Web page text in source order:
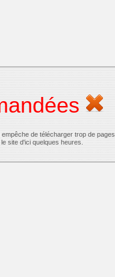
de télécharger trop de
site d'ici quelques heures.